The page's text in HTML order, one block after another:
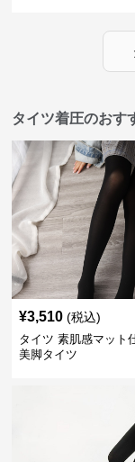
タイツ着圧のおす
¥3,510 (税込)
タイツ 素肌感マット
美脚タイツ